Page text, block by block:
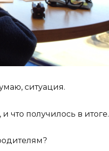
ситуация.
что получилось в итоге.